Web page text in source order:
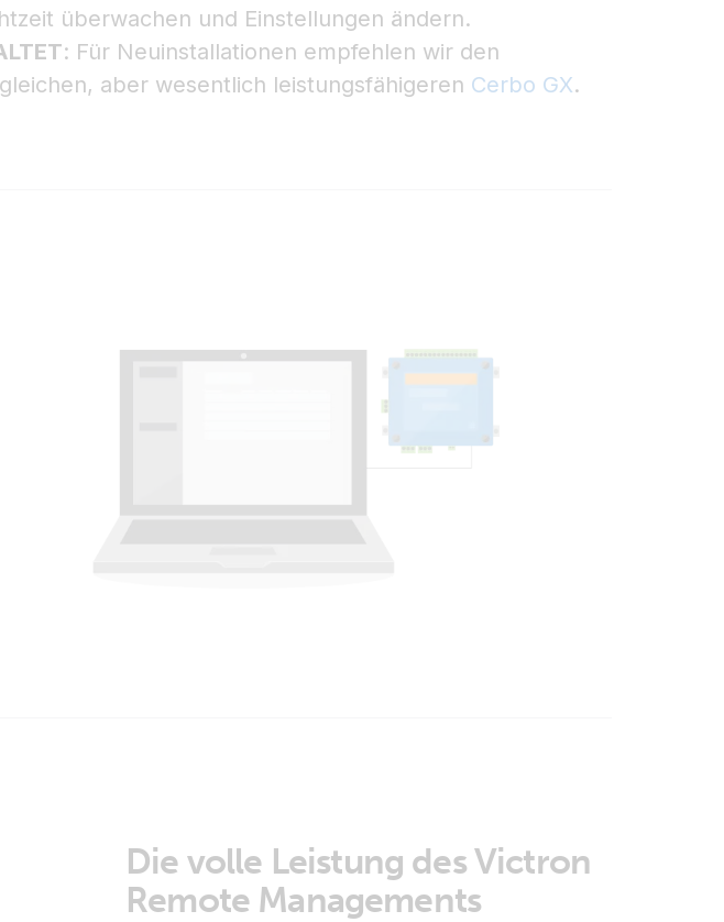
überwachen und Einstellungen ändern.
: Für Neuinstallationen empfehlen wir den
aber wesentlich leistungsfähigeren Cerbo GX.
Die volle Leistung des Victron
Remote Managements